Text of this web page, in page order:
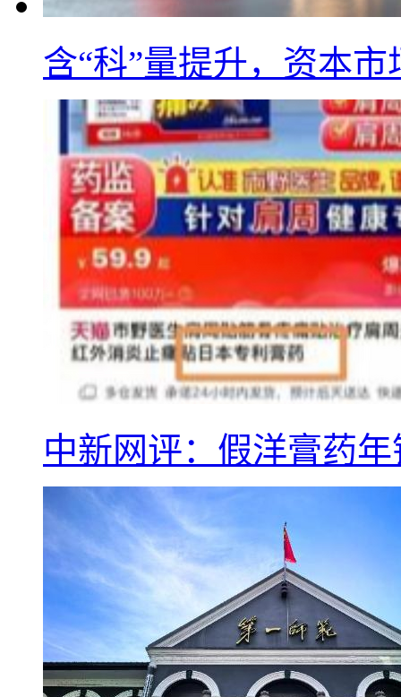
含“科”量提升，资本
中新网评：假洋膏药